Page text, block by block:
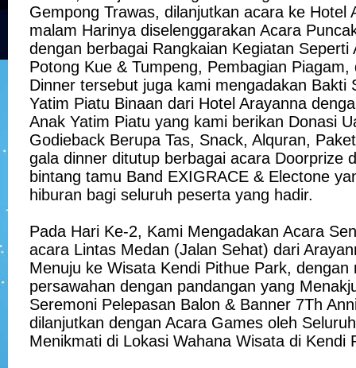
Gempong Trawas, dilanjutkan acara ke Hotel
malam Harinya diselenggarakan Acara
dengan berbagai Rangkaian Kegiatan Seperti
Potong Kue & Tumpeng, Pembagian
Dinner tersebut juga kami mengadakan Bakti
Yatim Piatu Binaan dari Hotel Arayanna
Anak Yatim Piatu yang kami berikan Donasi
Godieback Berupa Tas, Snack, Alquran,
gala dinner ditutup berbagai acara Doorprize
bintang tamu Band EXIGRACE & Electone
hiburan bagi seluruh peserta yang hadir.
Pada Hari Ke-2, Kami Mengadakan Acara
acara Lintas Medan (Jalan Sehat) dari
Menuju ke Wisata Kendi Pithue Park, dengan
persawahan dengan pandangan yang
Seremoni Pelepasan Balon & Banner 7Th
dilanjutkan dengan Acara Games oleh
Menikmati di Lokasi Wahana Wisata di Kendi